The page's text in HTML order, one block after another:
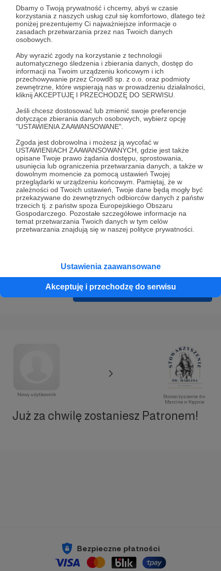
Dbamy o Twoją prywatność i chcemy, abyś w czasie
korzystania z naszych usług czuł się komfortowo, dlatego też
poniżej prezentujemy Ci najważniejsze informacje o
zasadach przetwarzania przez nas Twoich danych
osobowych.
Aby wyrazić zgody na korzystanie z technologii
automatycznego śledzenia i zbierania danych, dostęp do
informacji na Twoim urządzeniu końcowym i ich
przechowywanie przez Crowd8 sp. z o.o. oraz podmioty
zewnętrzne, które wspierają nas w prowadzeniu działalności,
kliknij AKCEPTUJĘ I PRZECHODZĘ DO SERWISU.
Jeśli chcesz dostosować lub zmienić swoje preferencje
dotyczące zbierania danych osobowych, wybierz opcję
"USTAWIENIA ZAAWANSOWANE".
Zgoda jest dobrowolna i możesz ją wycofać w
USTAWIENIACH ZAAWANSOWANYCH, gdzie jest także
opisane Twoje prawo żądania dostępu, sprostowania,
usunięcia lub ograniczenia przetwarzania danych, a także w
dowolnym momencie za pomocą ustawień Twojej
przeglądarki w urządzeniu końcowym. Pamiętaj, że w
zależności od Twoich ustawień, Twoje dane będą mogły być
przekazywane do zewnętrznych odbiorców danych z państw
trzecich tj. z państw spoza Europejskiego Obszaru
Gospodarczego. Pozostałe szczegółowe informacje na
temat przetwarzania Twoich danych w tym celów
przetwarzania znajdują się w naszej polityce prywatności.
Ustawienia zaawansowane
Akceptuję i przechodzę do serwisu
jest po przekazaniu podpisanego formularza "Zgodna na
założenie konta przez osobę niepełnoletnią", formularz
dostępny jest na stronie regulaminu Patronite.pl.
* Zapoznałem się i akceptujęRegulaminserwisu oraz
Prywatności.
* Wyrażam zgodę na przetwarzanie moich danych
osobowych podanych w formularzu rejestracyjnym w celu
prawidłowego świadczenia usług serwisu Patronite.
Wyrażam zgodę na otrzymywanie drogą elektroniczną
informacji handlowych - newslettera. Opcja ta może zostać
zmieniona w ustawieniach konta.
Cofnij Zarejestruj się i przejdź dalej
Nowy użytkownik
Stowarzyszenie św.
Marcina w Kępnie
Już za chwilę zostaniesz Patronem!
Bezpieczne płatności